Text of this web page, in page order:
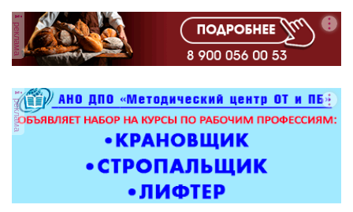
Объявления Недвижимость Услуги
реклама
реклама